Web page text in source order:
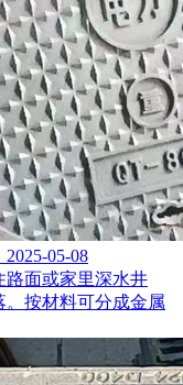
05-08
路面或家里深水井
按材料可分成金属